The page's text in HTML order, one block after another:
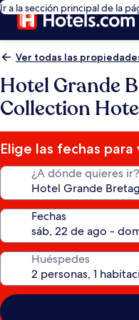
Ir a la sección principal de la
Ver todas las
Hotel Grande
Collection
Elige las fechas para
¿A dónde quieres ir?
Fechas
Huéspedes